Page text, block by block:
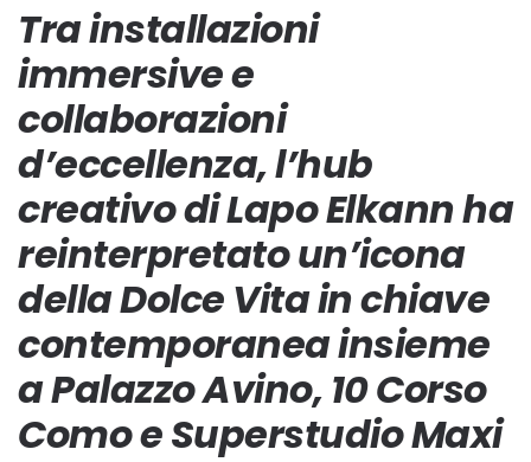
Tra installazioni
immersive e
collaborazioni
d’eccellenza, l’hub
creativo di Lapo Elkann ha
reinterpretato un’icona
della Dolce Vita in chiave
contemporanea insieme
a Palazzo Avino, 10 Corso
Como e Superstudio Maxi